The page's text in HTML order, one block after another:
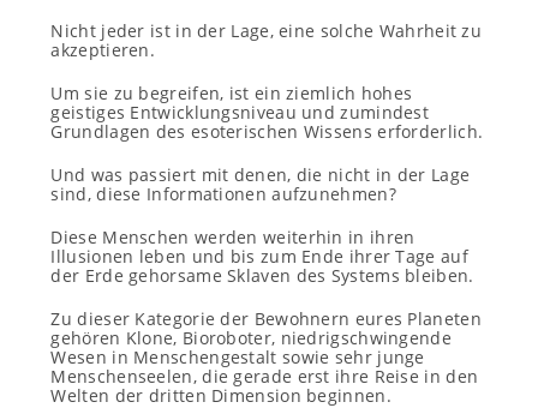
Nicht jeder ist in der Lage, eine solche Wahrheit zu
akzeptieren.
Um sie zu begreifen, ist ein ziemlich hohes
geistiges Entwicklungsniveau und zumindest
Grundlagen des esoterischen Wissens erforderlich.
Und was passiert mit denen, die nicht in der Lage
sind, diese Informationen aufzunehmen?
Diese Menschen werden weiterhin in ihren
Illusionen leben und bis zum Ende ihrer Tage auf
der Erde gehorsame Sklaven des Systems bleiben.
Zu dieser Kategorie der Bewohnern eures Planeten
gehören Klone, Bioroboter, niedrigschwingende
Wesen in Menschengestalt sowie sehr junge
Menschenseelen, die gerade erst ihre Reise in den
Welten der dritten Dimension beginnen.